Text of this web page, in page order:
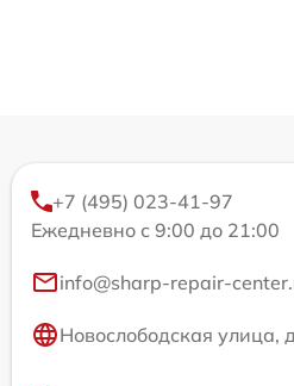
+7 (495) 023-41-97
Ежедневно с 9:00 до 21:00
info@sharp-repair-
Новослободская улица,